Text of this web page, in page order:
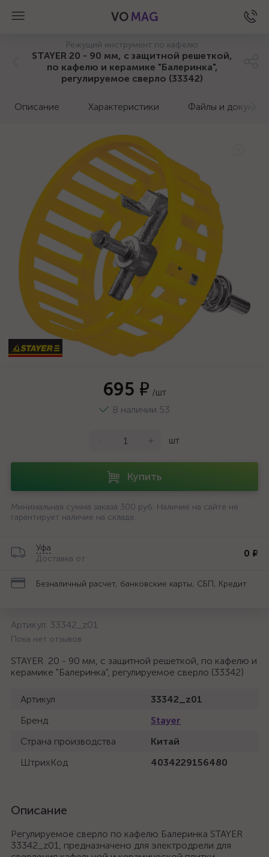
VO MAG
Режущий инструмент по кафелю
STAYER 20 - 90 мм, с защитной решеткой,
по кафелю и керамике "Балеринка",
регулируемое сверло (33342)
Описание Характеристики Файлы и
695 ₽ /шт
В наличии 53
+ шт
Купить
Минимальная сумма заказа 300 руб. Наличие на сайте не
гарантирует наличие на складе.
Уфа
Доставка от
0 ₽
Безналичный расчет, банковские карты, СБП, Кредит
Артикул: 33342_z01
Пока нет отзывов
STAYER 20 - 90 мм, с защитной решеткой, по кафелю и
керамике "Балеринка", регулируемое сверло (33342)
Артикул
33342_z01
Бренд
Stayer
Страна производства
Китай
ШтрихКод
4034229156480
Описание
Регулируемое сверло по кафелю Балеринка STAYER
33342_z01, предназначено для электродрели для